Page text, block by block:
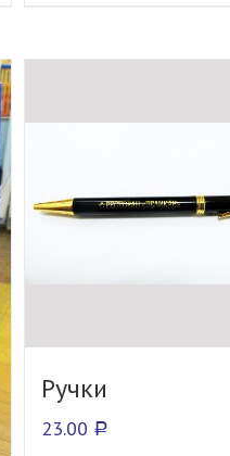
Ручки
23.00 Р